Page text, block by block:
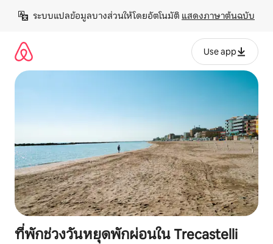
เนื้อหา
ระบบแปลข้อมูลบางส่วนให้โดยอัตโนมัติ แสดงภาษาต้นฉบับ
Use app
ที่พักช่วงวันหยุดพักผ่อนใน Trecastelli